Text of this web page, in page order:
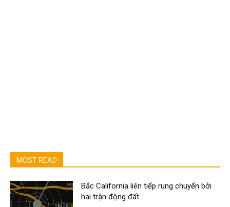
MOST READ
Bắc California liên tiếp rung chuyển bởi
hai trận động đất